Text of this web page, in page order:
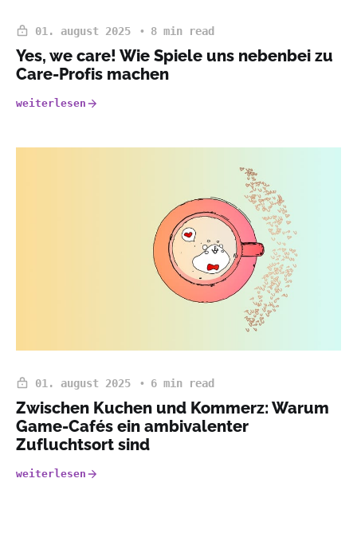
01. august 2025 8 min read
Yes, we care! Wie Spiele uns nebenbei zu
Care-Profis machen
weiterlesen
01. august 2025 6 min read
Zwischen Kuchen und Kommerz: Warum
Game-Cafés ein ambivalenter
Zufluchtsort sind
weiterlesen